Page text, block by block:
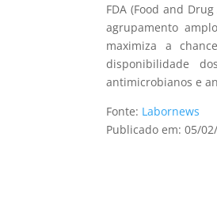
FDA (Food and
agrupamento
maximiza a
disponibilidade
antimicrobianos e
Fonte: Labornews
Publicado em: 05/